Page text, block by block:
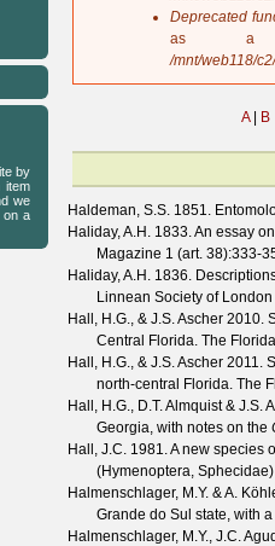
Deprecated
as a
/mnt/web118/
A B
Haldeman, S.S. 1851.
Haliday, A.H. 1833. An essay
Magazine 1 (art. 38):333-
Haliday, A.H. 1836.
Linnean Society of London
Hall, H.G., & J.S. Ascher 2010.
Central Florida. The
Hall, H.G., & J.S. Ascher 2011.
north-central Florida. The
Hall, H.G., D.T. Almquist & J.S.
Georgia, with notes on the
Hall, J.C. 1981. A new species
(Hymenoptera,
Halmenschlager, M.Y. & A.
Grande do Sul state, with
Halmenschlager, M.Y., J.C.
by
item
we
on a